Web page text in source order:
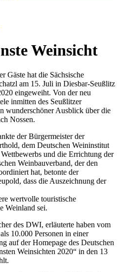
Weinsicht
Gäste hat die Sächsische
am 15. Juli in Diesbar-Seußlitz
eingeweiht. Von der neu
inmitten des Seußlitzer
wunderschöner Ausblick über die
Nossen.
der Bürgermeister der
dem Deutschen Weininstitut
und die Errichtung der
Weinbauverband, der den
hat, betonte der
dass die Auszeichnung der
wertvolle touristische
Weinland sei.
des DWI, erläuterte haben vom
10.000 Personen in einer
auf der Homepage des Deutschen
Weinsichten 2020“ in den 13